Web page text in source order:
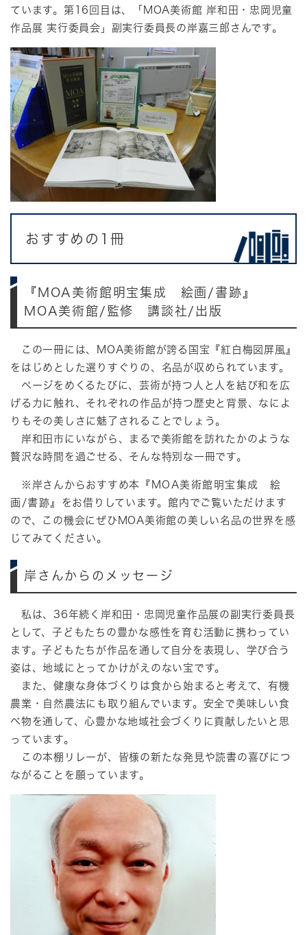
ています。第16回目は、「MOA美術館 岸和田・忠岡児童
作品展 実行委員会」副実行委員長の岸嘉三郎さんです。​
おすすめの1冊
『MOA美術館明宝集成 絵画/書跡』
MOA美術館/ 監修 講談社/出版
この一冊には、MOA美術館が誇る国宝『紅白梅図屏風』
をはじめとした選りすぐりの、名品が収められています。
ページをめくるたびに、芸術が持つ人と人を結び和を広
げる力に触れ、それぞれの作品が持つ歴史と背景、なによ
りもその美しさに魅了されることでしょう。
岸和田市にいながら、まるで美術館を訪れたかのような
贅沢な時間を過ごせる、そんな特別な一冊です。
※岸さんからおすすめ本 『MOA美術館明宝集成 絵
画/書跡』 をお借りしています。館内でご覧いただけます
ので、この機会にぜひMOA美術館の美しい名品の世界を感
じてみてください。
岸さんからのメッセージ
私は、36年続く岸和田・忠岡児童作品展の副実行委員長
として、子どもたちの豊かな感性を育む活動に携わってい
ます。子どもたちが作品を通して自分を表現し、学び合う
姿は、地域にとってかけがえのない宝です。
また、健康な身体づくりは食から始まると考えて、有機
農業・自然農法にも取り組んでいます。安全で美味しい食
べ物を通して、心豊かな地域社会づくりに貢献したいと思
っています。
この本棚リレーが、皆様の新たな発見や読書の喜びにつ
ながることを願っています。